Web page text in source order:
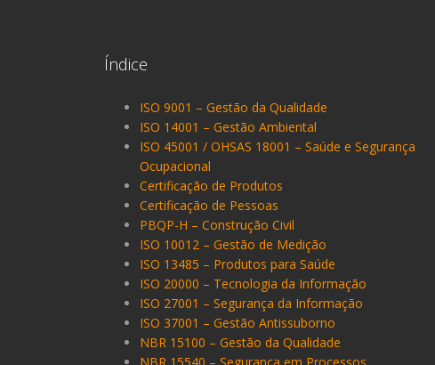
Índice
ISO 9001 – Gestão da Qualidade
ISO 14001 – Gestão Ambiental
ISO 45001 / OHSAS 18001 – Saúde e Segurança
Ocupacional
Certificação de Produtos
Certificação de Pessoas
PBQP-H – Construção Civil
ISO 10012 – Gestão de Medição
ISO 13485 – Produtos para Saúde
ISO 20000 – Tecnologia da Informação
ISO 27001 – Segurança da Informação
ISO 37001 – Gestão Antissuborno
NBR 15100 – Gestão da Qualidade
NBR 15540 – Segurança em Processos